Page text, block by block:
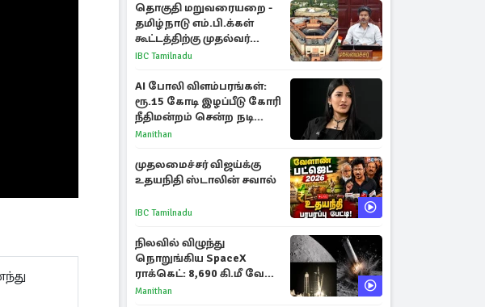
தொகுதி மறுவரையறை -
தமிழ்நாடு எம்.பி.க்கள்
கூட்டத்திற்கு முதல்வர்
விஜய் அழைப்பு
IBC Tamilnadu
AI போலி விளம்பரங்கள்:
ரூ.15 கோடி இழப்பீடு கோரி
நீதிமன்றம் சென்ற நடிகை
ஸ்ருதி ஹாசன்!
Manithan
முதலமைச்சர் விஜய்க்கு
உதயநிதி ஸ்டாலின் சவால்
IBC Tamilnadu
நிலவில் விழுந்து
நொறுங்கிய SpaceX
ராக்கெட்: 8,690 கி.மீ வேக
மோதலால் உருவான புதிய
Manithan